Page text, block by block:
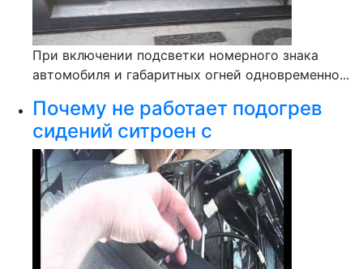
При включении подсветки номерного знака
автомобиля и габаритных огней одновременно...
Почему не работает подогрев
сидений ситроен с